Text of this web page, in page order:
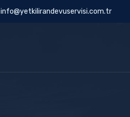
info@yetkilirandevuservisi.com.tr